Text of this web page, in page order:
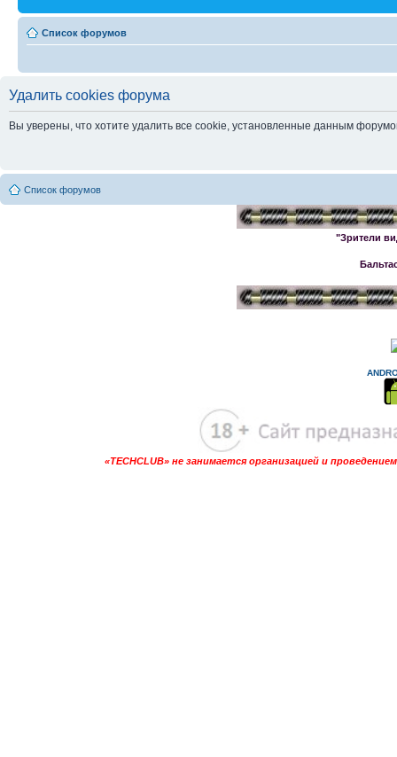
Список форумов
Удалить cookies форума
Вы уверены, что хотите удалить все cookie, установленные данным
Список форумов
"Зрители
«TECHCLUB» не занимается организацией и